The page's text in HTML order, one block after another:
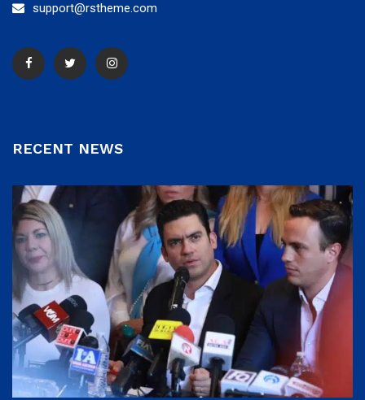
support@rstheme.com
RECENT NEWS